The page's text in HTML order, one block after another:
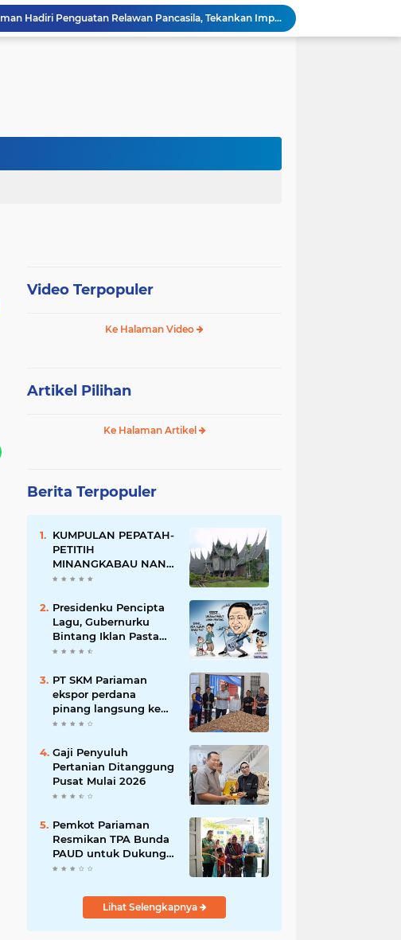
Wali Kota Pariaman Hadiri Penguatan Relawan Pancasila, Tekankan Implementasi Nilai Pancasila dalam Pelayanan Publik
Wali Kota Pariaman Bagikan Bibit Ikan Koi kepada Siswa SD untuk Edukasi Perikanan
Pengurus PWI Pariaman 2026–2029 Dilantik, Pemkot Tekankan Sinergi dan Profesionalisme Pers
Video Terpopuler
Ke Halaman Video
Artikel Pilihan
Ke Halaman Artikel
Berita Terpopuler
KUMPULAN PEPATAH-
PETITIH
MINANGKABAU NAN
ELOK
Presidenku Pencipta
Lagu, Gubernurku
Bintang Iklan Pasta
Gigi
PT SKM Pariaman
ekspor perdana
pinang langsung ke
India
Gaji Penyuluh
Pertanian Ditanggung
Pusat Mulai 2026
Pemkot Pariaman
Resmikan TPA Bunda
PAUD untuk Dukung
Pengasuhan Anak
Lihat Selengkapnya